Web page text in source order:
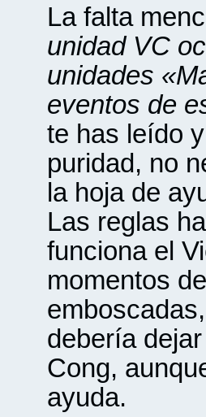
La falta
unidad VC
unidades
eventos de
te has leído
puridad, no
la hoja de
Las reglas
funciona el
momentos
debería
Cong,
ayuda.